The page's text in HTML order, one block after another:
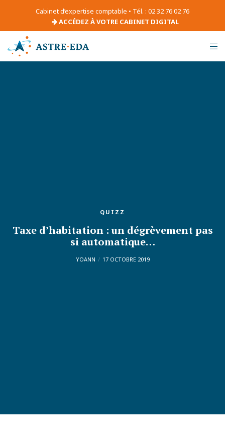
Cabinet d’expertise comptable • Tél. : 02 32 76 02 76
ACCÉDEZ À VOTRE CABINET DIGITAL
QUIZZ
Taxe d’habitation : un dégrèvement pas
si automatique…
YOANN 17 OCTOBRE 2019